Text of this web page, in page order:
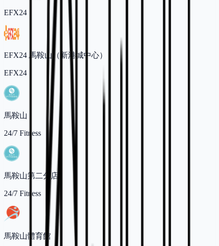
EFX24
EFX24 馬鞍山（新港城中心）
EFX24
馬鞍山
24/7 Fitness
馬鞍山第二分店
24/7 Fitness
馬鞍山體育館